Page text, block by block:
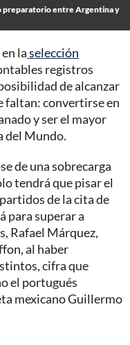
preparatorio entre Argentina y
laselección
registros
de alcanzar
faltan: convertirse en
y ser el mayor
del Mundo.
de una sobrecarga
tendrá que pisar el
de la cita de
para superar a
Rafael Márquez,
al haber
cifra que
el portugués
mexicano Guillermo